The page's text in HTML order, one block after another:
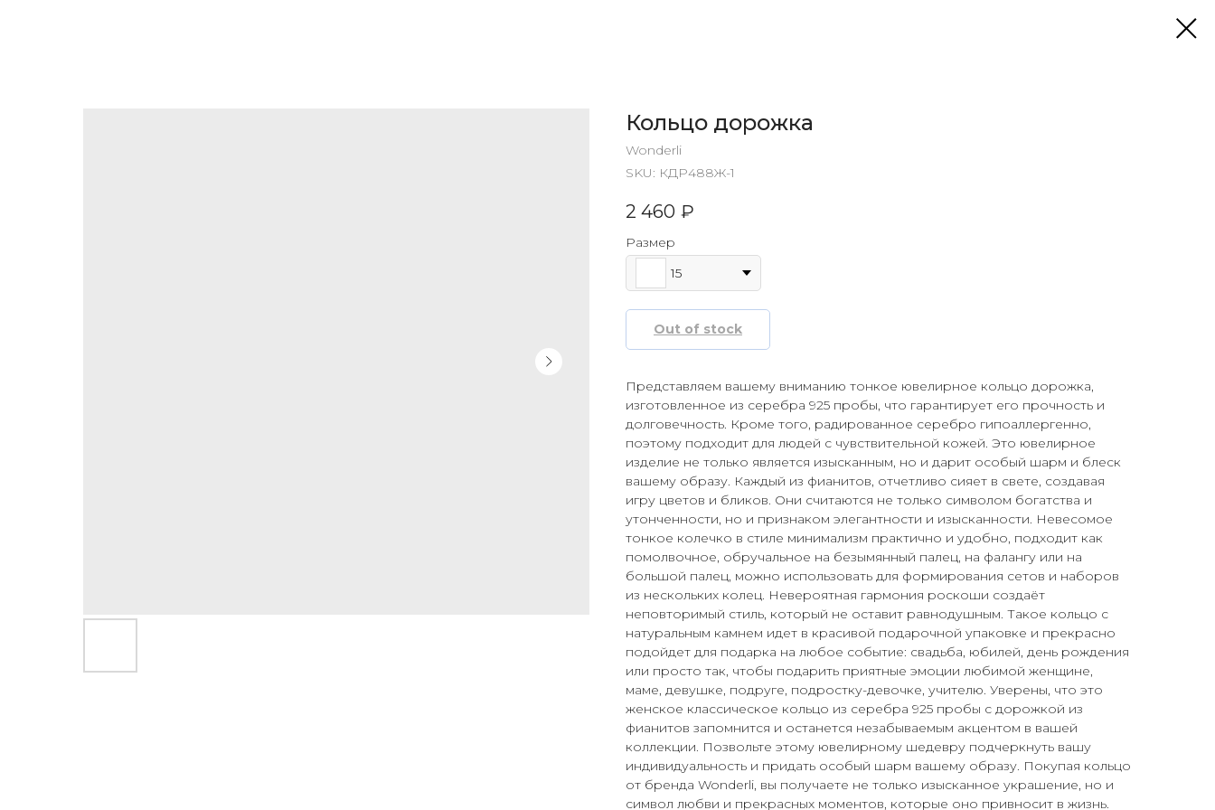
Кольцо дорожка
Wonderli
SKU: КДР488Ж-1
2 460 ₽
Размер
15
Out of stock
Представляем вашему вниманию тонкое ювелирное кольцо дорожка,
изготовленное из серебра 925 пробы, что гарантирует его прочность и
долговечность. Кроме того, радированное серебро гипоаллергенно,
поэтому подходит для людей с чувствительной кожей. Это ювелирное
изделие не только является изысканным, но и дарит особый шарм и блеск
вашему образу. Каждый из фианитов, отчетливо сияет в свете, создавая
игру цветов и бликов. Они считаются не только символом богатства и
утонченности, но и признаком элегантности и изысканности. Невесомое
тонкое колечко в стиле минимализм практично и удобно, подходит как
помолвочное, обручальное на безымянный палец, на фалангу или на
большой палец, можно использовать для формирования сетов и наборов
из нескольких колец. Невероятная гармония роскоши создаёт
неповторимый стиль, который не оставит равнодушным. Такое кольцо с
натуральным камнем идет в красивой подарочной упаковке и прекрасно
подойдет для подарка на любое событие: свадьба, юбилей, день рождения
или просто так, чтобы подарить приятные эмоции любимой женщине,
маме, девушке, подруге, подростку-девочке, учителю. Уверены, что это
женское классическое кольцо из серебра 925 пробы с дорожкой из
фианитов запомнится и останется незабываемым акцентом в вашей
коллекции. Позвольте этому ювелирному шедевру подчеркнуть вашу
индивидуальность и придать особый шарм вашему образу. Покупая кольцо
от бренда Wonderli, вы получаете не только изысканное украшение, но и
символ любви и прекрасных моментов, которые оно привносит в жизнь.